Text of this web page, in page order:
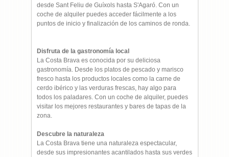
desde Sant Feliu de Guíxols hasta S'Agaró. Con un
coche de alquiler puedes acceder fácilmente a los
puntos de inicio y finalización de los caminos de ronda.
Disfruta de la gastronomía local
La Costa Brava es conocida por su deliciosa
gastronomía. Desde los platos de pescado y marisco
fresco hasta los productos locales como la carne de
cerdo ibérico y las verduras frescas, hay algo para
todos los paladares. Con un coche de alquiler, puedes
visitar los mejores restaurantes y bares de tapas de la
zona.
Descubre la naturaleza
La Costa Brava tiene una naturaleza espectacular,
desde sus impresionantes acantilados hasta sus verdes